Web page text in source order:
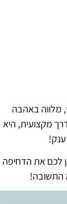
מלווה באהבה
מקצועית, היא
לכם את הדחיפה
התשובה!